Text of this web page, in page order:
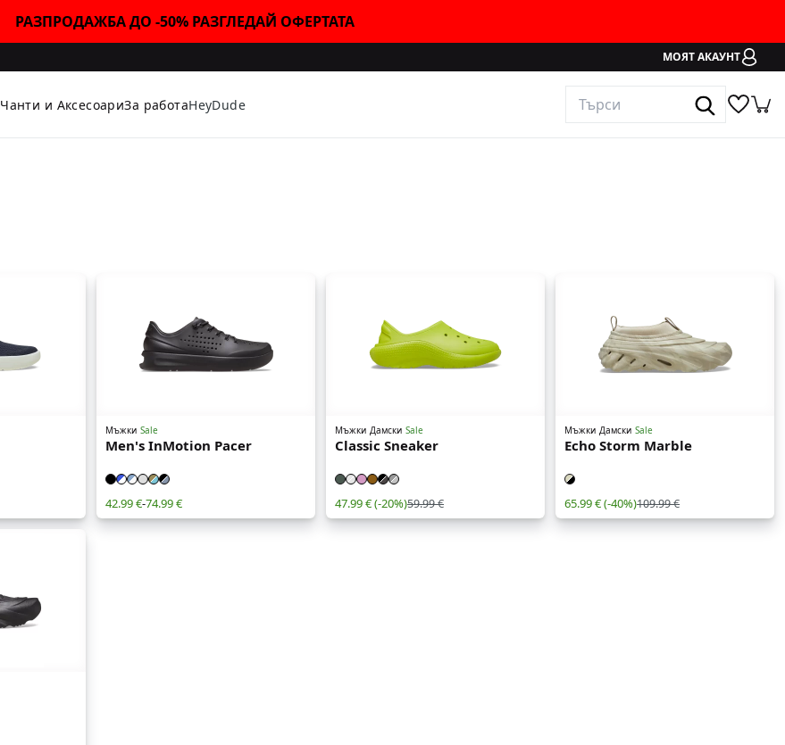
РАЗПРОДАЖБА ДО -50% РАЗГЛЕДАЙ ОФЕРТАТА
МОЯТ АКАУНТ
Чанти и АксесоариЗа работаHeyDude
Мъжки Sale
Men's InMotion Pacer
42.99 €-74.99 €
Мъжки Дамски Sale
Classic Sneaker
47.99 €(-20%)59.99 €
Мъжки Дамски Sale
Echo Storm Marble
65.99 €(-40%)109.99 €